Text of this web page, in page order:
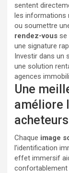
sentent
les informations
ou soumettre
rendez-vous se
une signature
Investir dans un
une solution
agences
Une
améliore
acheteurs
Chaque image
l’identification
effet immersif
confortablement